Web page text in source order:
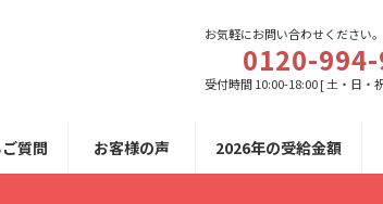
お気軽にお問い合わせください。
0120-
受付時間 10:00-18:00 [ 土・日・
質問 お客様の声 2026年の受給金額